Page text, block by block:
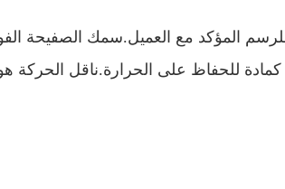
للحفاظ على الحرارة.ناقل الحركة